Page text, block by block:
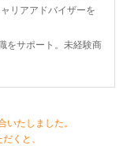
リアアドバイザーを
をサポート。未経験商
たしました。
くと、